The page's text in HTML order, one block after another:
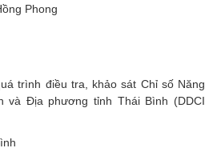
Phong
trình điều tra, khảo sát Chỉ số Năng
và Địa phương tỉnh Thái Bình (DDCI